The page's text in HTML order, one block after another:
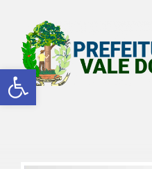
Abrir a barra de ferramentas